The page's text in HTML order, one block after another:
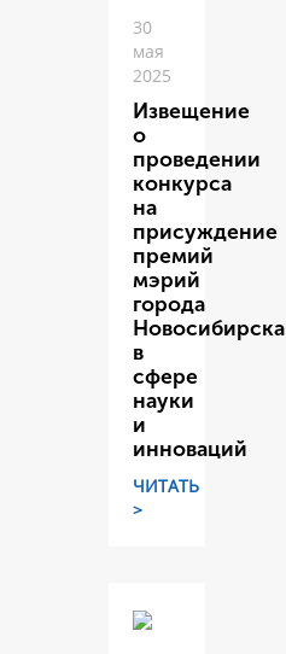
30
мая
2025
Извещение
о
проведении
конкурса
на
присуждение
премий
мэрий
города
Новосибирска
в
сфере
науки
и
инноваций
ЧИТАТЬ
>